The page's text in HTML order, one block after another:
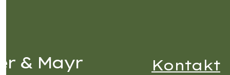
& Mayr Kontakt